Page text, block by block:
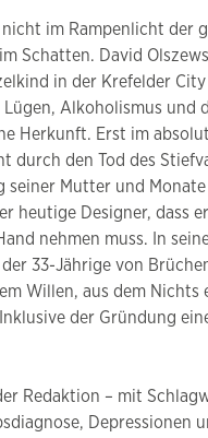
im Rampenlicht der
Schatten. David
in der Krefelder City
Alkoholismus und
Herkunft. Erst im
durch den Tod des
seiner Mutter und
heutige Designer, dass
nehmen muss. In
33-Jährige von
Willen, aus dem Nichts
der Gründung
Redaktion – mit
Depressionen